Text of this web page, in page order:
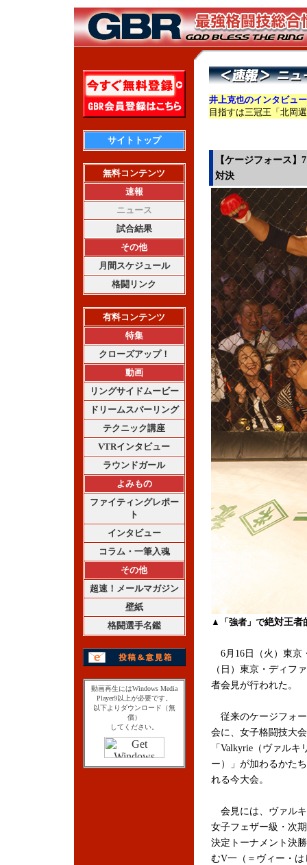
サイトトップ
無料コンテンツ
速報
ニュース
試合結果
その他
月間スケジュール
格闘リンク
有料コンテンツ
特集
クローズアップ！
動画
リングサイドムービー
ドリームスパーリング
テクニック講座
VTRインタビュー
ラウンドガール
よみもの
ファイティングレポー
ト
インタビュー
コラム・一筆入魂
その他
超速！メールマガジン
壁紙
格闘選手名鑑
動画再生にはWindows Media
Player9以上が必要です。
以下よりダウンロード（無
償）
してください。
井上克也のインタビュ
目指すは三冠王「北岡
【ケージフォース
対決
▲「強者」で絶対王者
6月16日（火）東京
（日）東京・ディフ
者会見が行われた。
従来のケージフォ
会に、女子格闘技大会
「Valkyrie（ヴァルキ
ー）」が加わるかた
れる今大会。
会見には、ヴァル
女子フェザー級・次
決定トーナメント決
むV一（＝ヴィー・は